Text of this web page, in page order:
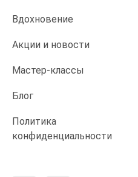
Вдохновение
Акции и новости
Мастер-классы
Блог
Политика
конфиденциальности